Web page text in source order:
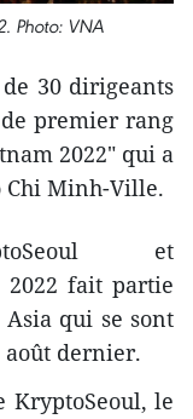
Photo: VNA
30 dirigeants
premier rang
2022" qui a
Chi Minh-Ville.
et
fait partie
qui se sont
août dernier.
KryptoSeoul, le